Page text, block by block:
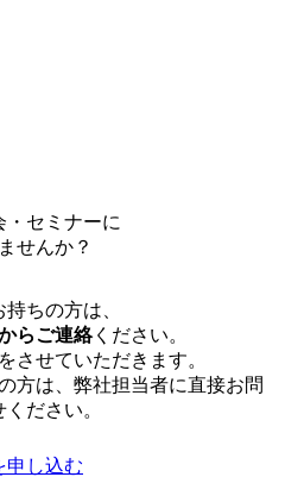
・セミナーに
せんか？
ちの方は、
らご連絡ください。
させていただきます。
方は、弊社担当者に直接お問
ださい。
申し込む